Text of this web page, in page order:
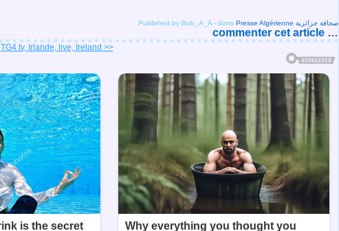
Published by Bob_A_A - dans Presse Algérienne صحافة جزائرية
commenter cet article …
TG4 tv, Irlande, live, Ireland >>